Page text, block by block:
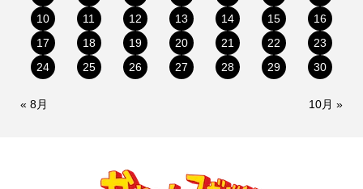
10
11 12 13 14 15
16
17
18 19 20 21 22
23
24
25 26 27 28 29 30
« 8月 10月 »